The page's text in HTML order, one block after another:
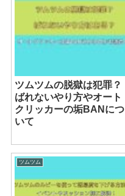
ツムツムの脱獄は犯罪？
ばれないやり方やオート
クリッカーの垢BANにつ
いて
ツムツム